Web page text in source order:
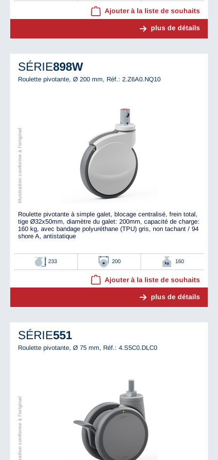
Ajouter à la liste de souhaits
plus de détails
SÉRIE898W
Roulette pivotante, Ø 200 mm, Réf.: 2.Z6A0.NQ10
Illustration conforme à l'original
Roulette pivotante à simple galet, blocage centralisé, frein total,
tige Ø32x50mm, diamètre du galet: 200mm, capacité de charge:
160 kg, avec bandage polyuréthane (TPU) gris, non tachant / 94
shore A, antistatique
233 200 160
Ajouter à la liste de souhaits
plus de détails
SÉRIE551
Roulette pivotante, Ø 75 mm, Réf.: 4.S5C0.DLC0
Illustration conforme à l'original